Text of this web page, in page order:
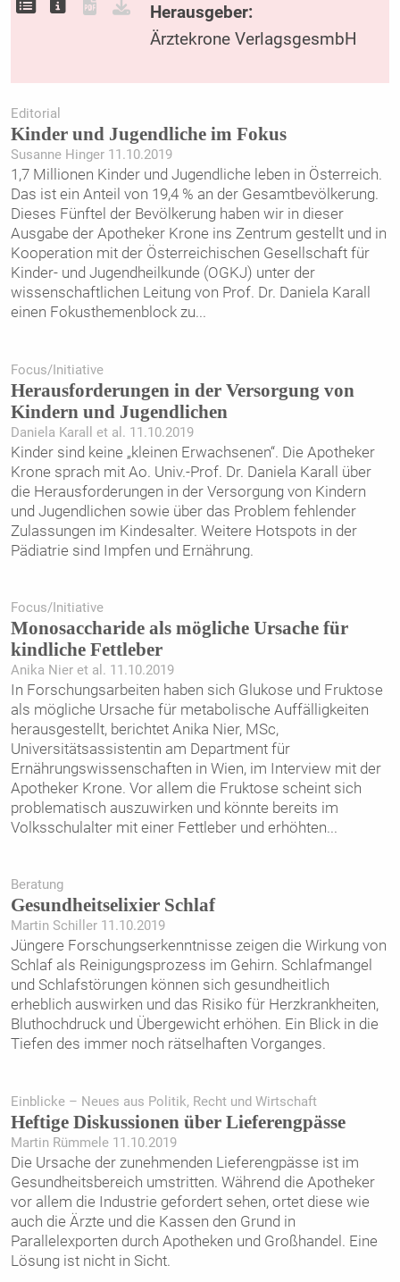
Herausgeber:
Ärztekrone VerlagsgesmbH
Editorial
Kinder und Jugendliche im Fokus
Susanne Hinger 11.10.2019
1,7 Millionen Kinder und Jugendliche leben in Österreich.
Das ist ein Anteil von 19,4 % an der Gesamtbevölkerung.
Dieses Fünftel der Bevölkerung haben wir in dieser
Ausgabe der Apotheker Krone ins Zentrum gestellt und in
Kooperation mit der Österreichischen Gesellschaft für
Kinder- und Jugendheilkunde (OGKJ) unter der
wissenschaftlichen Leitung von Prof. Dr. Daniela Karall
einen Fokusthemenblock zu...
Focus/Initiative
Herausforderungen in der Versorgung von
Kindern und Jugendlichen
Daniela Karall et al. 11.10.2019
Kinder sind keine „kleinen Erwachsenen“. Die Apotheker
Krone sprach mit Ao. Univ.-Prof. Dr. Daniela Karall über
die Herausforderungen in der Versorgung von Kindern
und Jugendlichen sowie über das Problem fehlender
Zulassungen im Kindesalter. Weitere Hotspots in der
Pädiatrie sind Impfen und Ernährung.
Focus/Initiative
Monosaccharide als mögliche Ursache für
kindliche Fettleber
Anika Nier et al. 11.10.2019
In Forschungsarbeiten haben sich Glukose und Fruktose
als mögliche Ursache für metabolische Auffälligkeiten
herausgestellt, berichtet Anika Nier, MSc,
Universitätsassistentin am Department für
Ernährungswissenschaften in Wien, im Interview mit der
Apotheker Krone. Vor allem die Fruktose scheint sich
problematisch auszuwirken und könnte bereits im
Volksschulalter mit einer Fettleber und erhöhten...
Beratung
Gesundheitselixier Schlaf
Martin Schiller 11.10.2019
Jüngere Forschungserkenntnisse zeigen die Wirkung von
Schlaf als Reinigungsprozess im Gehirn. Schlafmangel
und Schlafstörungen können sich gesundheitlich
erheblich auswirken und das Risiko für Herzkrankheiten,
Bluthochdruck und Übergewicht erhöhen. Ein Blick in die
Tiefen des immer noch rätselhaften Vorganges.
Einblicke – Neues aus Politik, Recht und Wirtschaft
Heftige Diskussionen über Lieferengpässe
Martin Rümmele 11.10.2019
Die Ursache der zunehmenden Lieferengpässe ist im
Gesundheitsbereich umstritten. Während die Apotheker
vor allem die Industrie gefordert sehen, ortet diese wie
auch die Ärzte und die Kassen den Grund in
Parallelexporten durch Apotheken und Großhandel. Eine
Lösung ist nicht in Sicht.